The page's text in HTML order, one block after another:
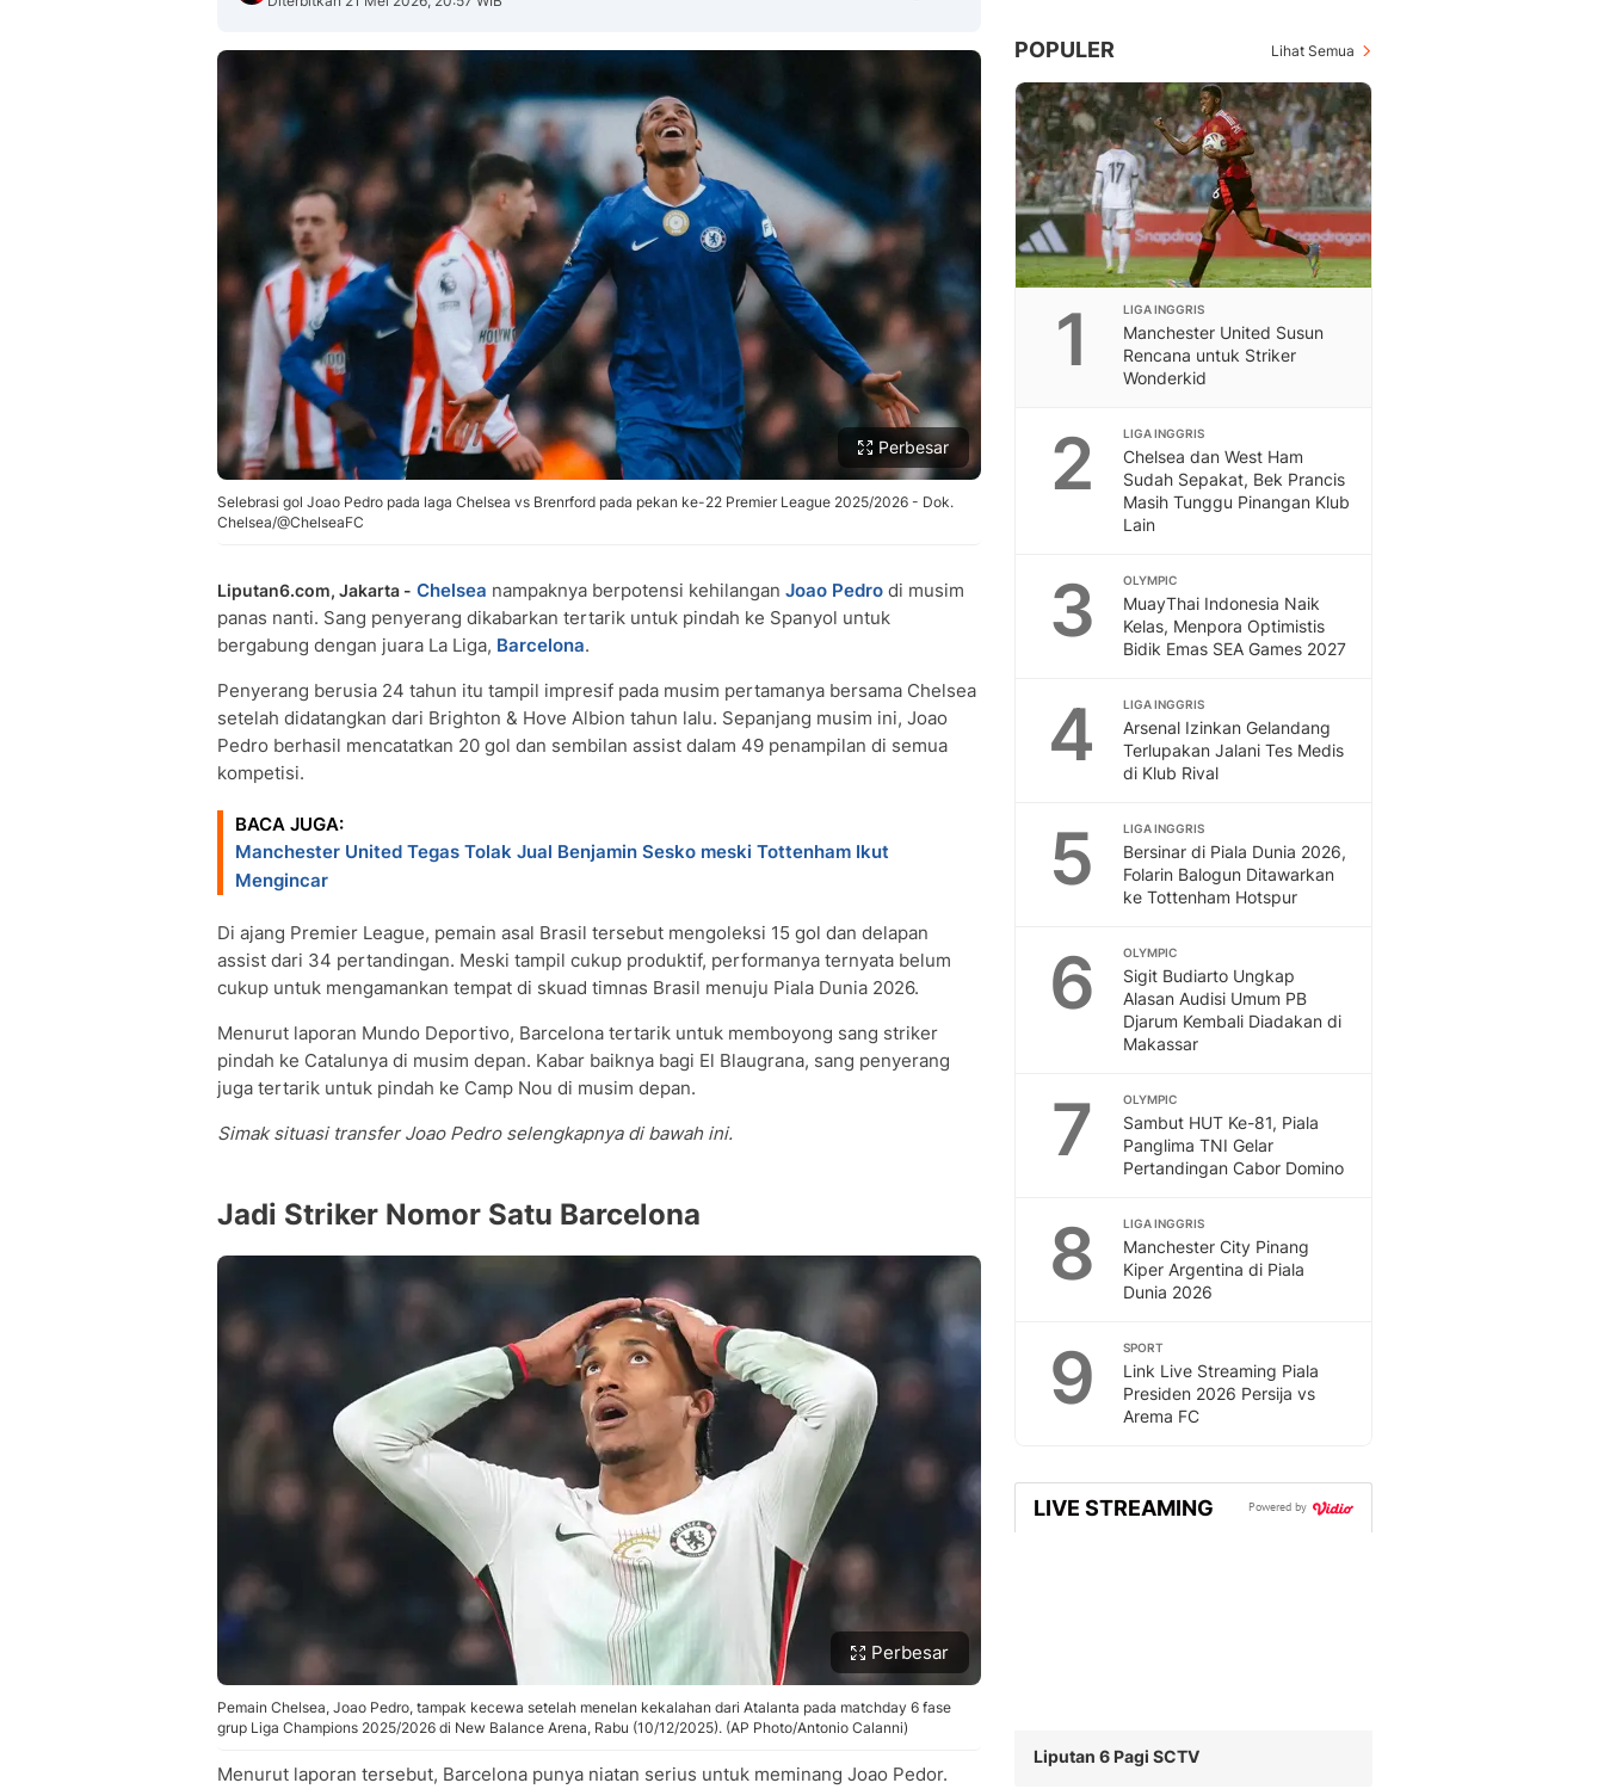
Copy Link
Perbesar
Selebrasi gol Joao Pedro pada laga Chelsea vs Brenrford pada pekan ke-22 Premier League 2025/2026 - Dok.
Chelsea/@ChelseaFC
Liputan6.com, Jakarta - Chelsea nampaknya berpotensi kehilangan Joao Pedro di musim
panas nanti. Sang penyerang dikabarkan tertarik untuk pindah ke Spanyol untuk
bergabung dengan juara La Liga, Barcelona.
Penyerang berusia 24 tahun itu tampil impresif pada musim pertamanya bersama Chelsea
setelah didatangkan dari Brighton & Hove Albion tahun lalu. Sepanjang musim ini, Joao
Pedro berhasil mencatatkan 20 gol dan sembilan assist dalam 49 penampilan di semua
kompetisi.
BACA JUGA:
Manchester United Tegas Tolak Jual Benjamin Sesko meski Tottenham Ikut
Mengincar
Di ajang Premier League, pemain asal Brasil tersebut mengoleksi 15 gol dan delapan
assist dari 34 pertandingan. Meski tampil cukup produktif, performanya ternyata belum
cukup untuk mengamankan tempat di skuad timnas Brasil menuju Piala Dunia 2026.
Menurut laporan Mundo Deportivo, Barcelona tertarik untuk memboyong sang striker
pindah ke Catalunya di musim depan. Kabar baiknya bagi El Blaugrana, sang penyerang
juga tertarik untuk pindah ke Camp Nou di musim depan.
Simak situasi transfer Joao Pedro selengkapnya di bawah ini.
Jadi Striker Nomor Satu Barcelona
Perbesar
Pemain Chelsea, Joao Pedro, tampak kecewa setelah menelan kekalahan dari Atalanta pada matchday 6 fase
grup Liga Champions 2025/2026 di New Balance Arena, Rabu (10/12/2025). (AP Photo/Antonio Calanni)
Menurut laporan tersebut, Barcelona punya niatan serius untuk meminang Joao Pedor.
POPULER Lihat Semua
1 LIGA INGGRIS
Manchester United Susun
Rencana untuk Striker
Wonderkid
2 LIGA INGGRIS
Chelsea dan West Ham
Sudah Sepakat, Bek Prancis
Masih Tunggu Pinangan Klub
Lain
3 OLYMPIC
MuayThai Indonesia Naik
Kelas, Menpora Optimistis
Bidik Emas SEA Games 2027
4 LIGA INGGRIS
Arsenal Izinkan Gelandang
Terlupakan Jalani Tes Medis
di Klub Rival
5 LIGA INGGRIS
Bersinar di Piala Dunia 2026,
Folarin Balogun Ditawarkan
ke Tottenham Hotspur
6 OLYMPIC
Sigit Budiarto Ungkap
Alasan Audisi Umum PB
Djarum Kembali Diadakan di
Makassar
7 OLYMPIC
Sambut HUT Ke-81, Piala
Panglima TNI Gelar
Pertandingan Cabor Domino
8 LIGA INGGRIS
Manchester City Pinang
Kiper Argentina di Piala
Dunia 2026
9 SPORT
Link Live Streaming Piala
Presiden 2026 Persija vs
Arema FC
LIVE STREAMING Powered by
Liputan 6 Pagi SCTV